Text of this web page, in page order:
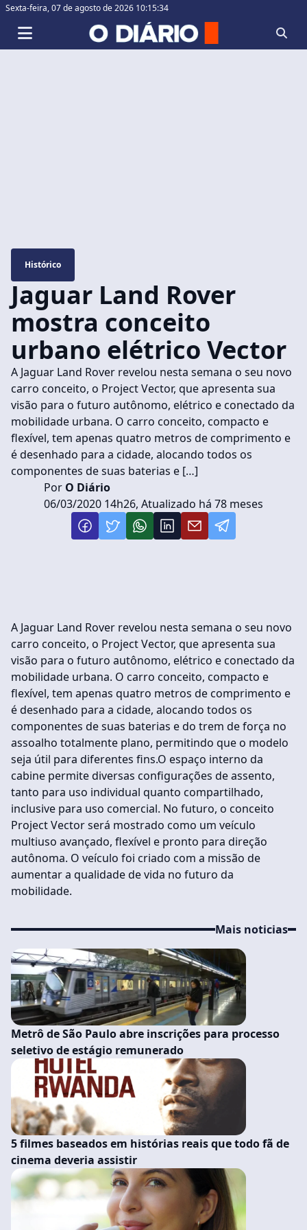
Sexta-feira,07 de agosto de 2026 10:15:35
Histórico
Jaguar Land Rover
mostra conceito
urbano elétrico Vector
A Jaguar Land Rover revelou nesta semana o seu novo
carro conceito, o Project Vector, que apresenta sua
visão para o futuro autônomo, elétrico e conectado da
mobilidade urbana. O carro conceito, compacto e
flexível, tem apenas quatro metros de comprimento e
é desenhado para a cidade, alocando todos os
componentes de suas baterias e […]
Por O Diário
06/03/2020 14h26, Atualizado há 78 meses
A Jaguar Land Rover revelou nesta semana o seu novo
carro conceito, o Project Vector, que apresenta sua
visão para o futuro autônomo, elétrico e conectado da
mobilidade urbana. O carro conceito, compacto e
flexível, tem apenas quatro metros de comprimento e
é desenhado para a cidade, alocando todos os
componentes de suas baterias e do trem de força no
assoalho totalmente plano, permitindo que o modelo
seja útil para diferentes fins.O espaço interno da
cabine permite diversas configurações de assento,
tanto para uso individual quanto compartilhado,
inclusive para uso comercial. No futuro, o conceito
Project Vector será mostrado como um veículo
multiuso avançado, flexível e pronto para direção
autônoma. O veículo foi criado com a missão de
aumentar a qualidade de vida no futuro da
mobilidade.
Mais noticias
Metrô de São Paulo abre inscrições para processo
seletivo de estágio remunerado
5 filmes baseados em histórias reais que todo fã de
cinema deveria assistir